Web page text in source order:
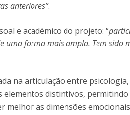
anteriores”.
e académico do projeto: “
uma forma mais ampla. Tem sido
na articulação entre
elementos distintivos,
melhor as dimensões